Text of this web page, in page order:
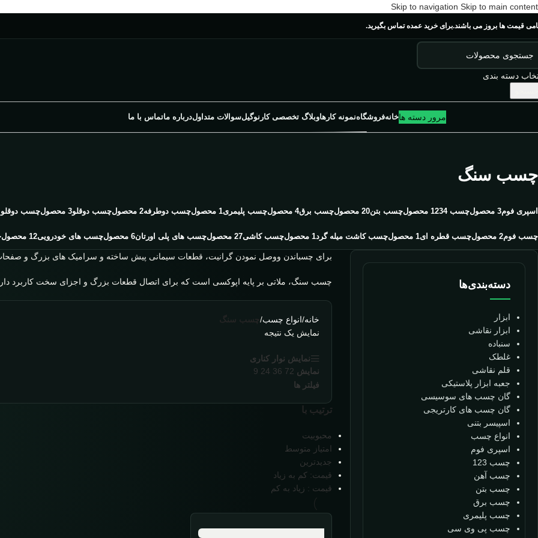
Skip to navigation Skip to main content
قیمت ها بروز می باشند.برای خرید عمده تماس بگیرید.
دسته بندی
مرور دسته هاخانهفروشگاهنمونه کارهاوبلاگ تخصصی کارنوگیلسوالات متداولدرباره ماتماس با ما
چسب سنگ
اسپری فوم3 محصول چسب 1234 محصول چسب بتن20 محصول چسب برق4 محصول چسب پلیمری1 محصول چسب دوطرفه2 محصول چسب دوقلو3 محصول چسب دوقلو
چسب فوم2 محصول چسب قطره ای1 محصول چسب کاشت میله گرد1 محصول چسب کاشی27 محصول چسب های پلی اورتان6 محصول چسب های خودرویی12 محصول
دسته‌بندی‌ها
ابزار
ابزار نقاشی
سنباده
غلطک
قلم نقاشی
جعبه ابزار پلاستیکی
گان چسب های سوسیسی
گان چسب های کارتریجی
اسپیسر بتنی
انواع چسب
اسپری فوم
چسب 123
چسب آهن
چسب بتن
چسب برق
چسب پلیمری
چسب پی وی سی
برای چسباندن ووصل نمودن گرانیت، قطعات سیمانی پیش ساخته و سرامیک های بزرگ و
چسب سنگ، ملاتی بر پایه اپوکسی است که برای اتصال قطعات بزرگ و اجزای سخت کاربرد
خانه/انواع چسب/ چسب سنگ
نمایش یک نتیجه
نمایش نوار کناری
نمایش 72
36
24
9
فیلتر ها
ترتیب با
محبوبیت
امتیاز متوسط
جدیدترین
قیمت: کم به زیاد
قیمت : زیاد به کم